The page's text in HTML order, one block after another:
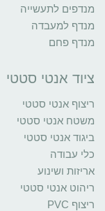
מנדפים לתעשייה
מנדף למעבדה
מנדף פחם
ציוד אנטי סטטי
ריצוף אנטי סטטי
משטח אנטי סטטי
ביגוד אנטי סטטי
כלי עבודה
אריזות ושינוע
ריהוט אנטי סטטי
ריצוף PVC